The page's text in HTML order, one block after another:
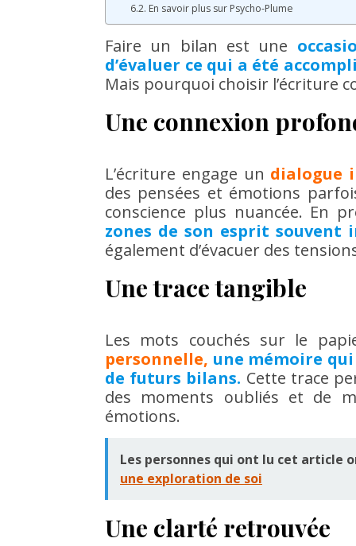
En savoir plus sur Psycho-Plume
Faire un bilan est une
d’évaluer ce qui a été
Mais pourquoi choisir l’écriture
Une connexion
L’écriture engage un dialogue
des pensées et émotions
conscience plus nuancée. En
zones de son esprit souvent
également d’évacuer des
Une trace tangible
Les mots couchés sur le
personnelle, une mémoire
de futurs bilans. Cette trace
des moments oubliés et de
émotions.
Les personnes qui ont lu cet article
une exploration de soi
Une clarté retrouvée